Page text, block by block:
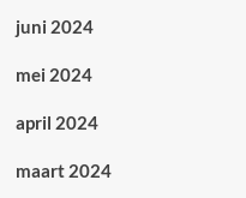
juni 2024
mei 2024
april 2024
maart 2024